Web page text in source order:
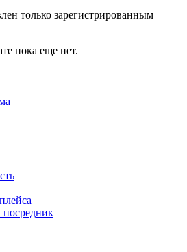
только зарегистрированным
пока еще нет.